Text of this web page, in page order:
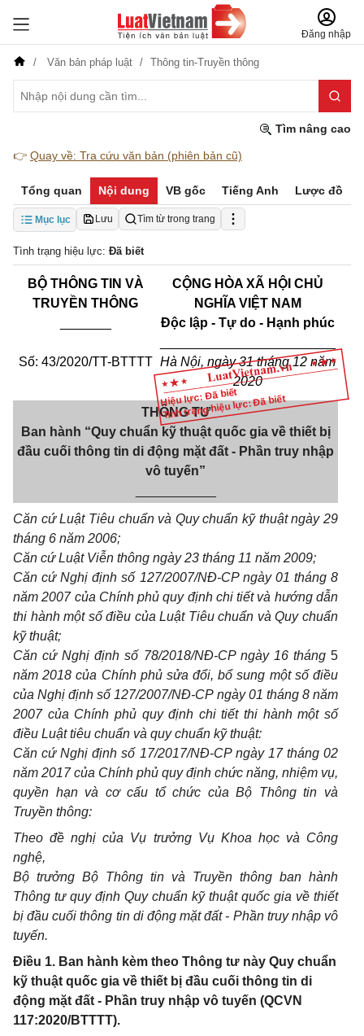
Đăng nhập
Văn bản pháp luật Thông tin-Truyền thông
Tìm nâng cao
👉 Quay về: Tra cứu văn bản (phiên bản cũ)
Tổng quan Nội dung VB gốc Tiếng Anh Lược đồ
Mục lục Lưu Tìm từ trong trang
Tình trạng hiệu lực: Đã biết
Hiệu lực: Đã biết
Tình trạng hiệu lực: Đã biết
BỘ THÔNG TIN VÀ
TRUYỀN THÔNG
Số: 43/2020/TT-BTTTT
CỘNG HÒA XÃ HỘI CHỦ
NGHĨA VIỆT NAM
Độc lập - Tự do - Hạnh phúc
Hà Nội, ngày 31 tháng 12 năm
2020
THÔNG TƯ
Ban hành “Quy chuẩn kỹ thuật quốc gia về thiết bị
đầu cuối thông tin di động mặt đất - Phần truy nhập
vô tuyến”
Căn cứ Luật Tiêu chuẩn và Quy chuẩn kỹ thuật ngày 29
tháng 6 năm 2006;
Căn cứ Luật Viễn thông ngày 23 tháng 11 năm 2009;
Căn cứ Nghị định số 127/2007/NĐ-CP ngày 01 tháng 8
năm 2007 của Chính phủ quy định chi tiết và hướng dẫn
thi hành một số điều của Luật Tiêu chuẩn và Quy chuẩn
kỹ thuật;
Căn cứ Nghị định số 78/2018/NĐ-CP ngày 16 tháng5
năm 2018 của Chính phủ sửa đổi, bổ sung một số điều
của Nghị địnhsố 127/2007/NĐ-CP ngày 01 tháng 8 năm
2007 của Chính phủ quy định chi tiết thi hành một số
điều Luật tiêu chuẩn và quy chuẩn kỹ thuật:
Căn cứ Nghị định số 17/2017/NĐ-CP ngày 17 tháng 02
năm 2017 của Chính phủ quy định chức năng, nhiệm vụ,
quyền hạn và cơ cấu tổ chức của Bộ Thông tin và
Truyền thông:
Theo đề nghị của Vụ trưởng Vụ Khoa học và Công
nghệ,
Bộ trưởng Bộ Thông tin và Truyền thông ban hành
Thông tư quy định Quy chuẩn kỹ thuật quốc gia về thiết
bị đầu cuối thông tin di động mặt đất - Phần truy nhập vô
tuyến.
Điều 1. Ban hành kèm theo Thông tư này Quy chuẩn
kỹ thuật quốc gia về thiết bị đầu cuối thông tin di
động mặt đất - Phần truy nhập vô tuyến (QCVN
117:2020/BTTTT).